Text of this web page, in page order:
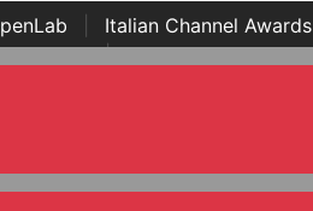
Italian Channel Awards
Awards | ...